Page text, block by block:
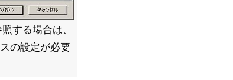
する場合は、
の設定が必要